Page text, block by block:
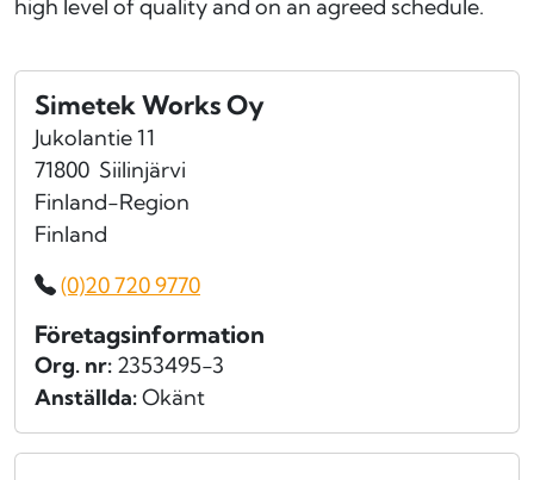
high level of quality and on an agreed schedule.
Simetek Works Oy
Jukolantie 11
71800 Siilinjärvi
Finland-Region
Finland
(0)20 720 9770
Företagsinformation
Org. nr: 2353495-3
Anställda:Okänt